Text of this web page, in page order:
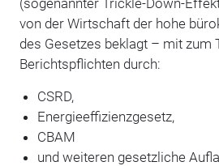
von der Wirtschaft der hohe
des Gesetzes beklagt – mit zum
Berichtspflichten durch:
CSRD,
Energieeffizienzgesetz,
CBAM
und weiteren gesetzliche